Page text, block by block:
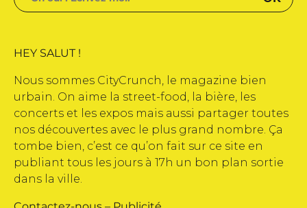
HEY SALUT !
Nous sommes CityCrunch, le magazine bien
urbain. On aime la street-food, la bière, les
concerts et les expos mais aussi partager toutes
nos découvertes avec le plus grand nombre. Ça
tombe bien, c’est ce qu’on fait sur ce site en
publiant tous les jours à 17h un bon plan sortie
dans la ville.